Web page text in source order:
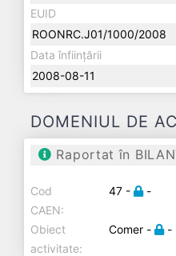
EUID
ROONRC.J01/1000/2008
Data înființării
2008-08-11
DOMENIUL DE
Raportat în
Cod
CAEN:
47 - -
Obiect
activitate:
Comer - -